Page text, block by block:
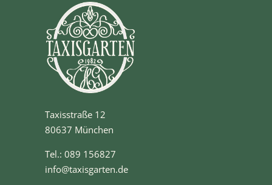
Taxisstraße 12
80637 München
Tel.: 089 156827
info@taxisgarten.de